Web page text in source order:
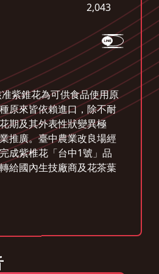
2,043
紫錐花為可供食品使用原
原來皆依賴進口，除不耐
期及其外表性狀變異極
推廣。臺中農業改良場經
成紫椎花「台中1號」品
給國內生技廠商及花茶葉